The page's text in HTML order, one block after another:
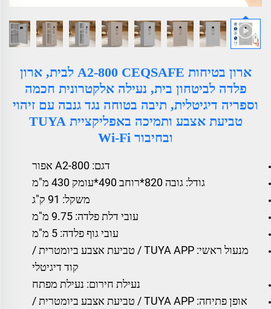
ארון בטיחות A2-800 CEQSAFE לבית, ארון
פלדה לביטחון בית, נעילה אלקטרונית חכמה
וספריה דיגיטלית, תיבה בטוחה נגד גנבה עם זיהוי
טביעת אצבע ותמיכה באפליקציית TUYA
ובחיבור Wi-Fi
דגם: A2-800 אפור
גודל: גובה 820*רוחב 490*עומק 430 מ"מ
משקל: 91 ק"ג
עובי דלת פלדה: 9.75 מ"מ
עובי גוף פלדה: 5 מ"מ
מנעול ראשי: TUYA APP / טביעת אצבע ביומטרית /
קוד דיגיטלי
נעילת חירום: נעילת מפתח
אופן פתיחה: TUYA APP / טביעת אצבע ביומטרית /